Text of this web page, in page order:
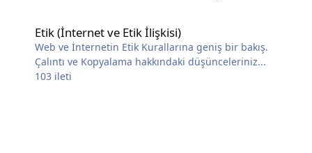
Etik (İnternet ve Etik İlişkisi)
Web ve İnternetin Etik Kurallarına geniş bir bakış.
Çalıntı ve Kopyalama hakkındaki düşünceleriniz...
103 ileti